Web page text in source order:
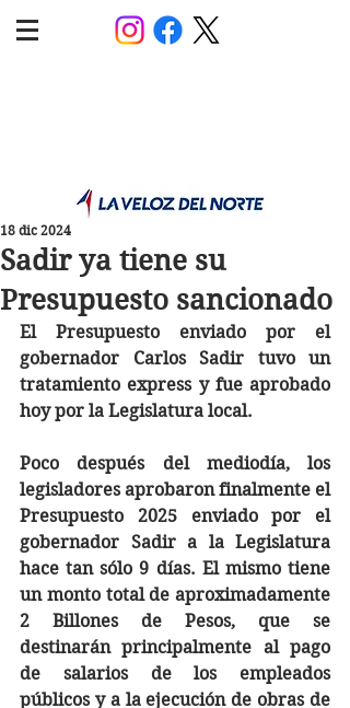
Sadir ya tiene su
Presupuesto sancionado
18 dic 2024
El Presupuesto enviado por el
gobernador Carlos Sadir tuvo un
tratamiento express y fue aprobado
hoy por la Legislatura local.
Poco después del mediodía, los
legisladores aprobaron finalmente el
Presupuesto 2025 enviado por el
gobernador Sadir a la Legislatura
hace tan sólo 9 días. El mismo tiene
un monto total de aproximadamente
2 Billones de Pesos, que se
destinarán principalmente al pago
de salarios de los empleados
públicos y a la ejecución de obras de